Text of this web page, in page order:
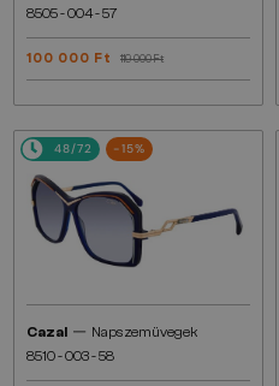
8505 - 004 - 57
100 000 Ft 119 000 Ft
48/72 -15%
Cazal — Napszemüvegek
8510 - 003 - 58